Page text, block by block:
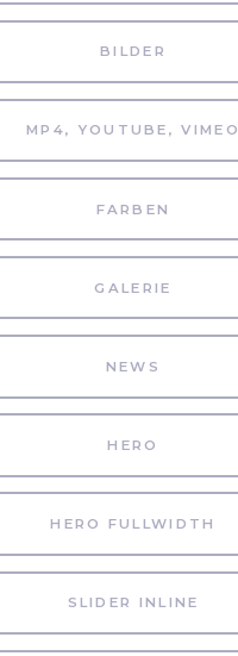
BILDER
MP4, YOUTUBE, VIMEO
FARBEN
GALERIE
NEWS
HERO
HERO FULLWIDTH
SLIDER INLINE